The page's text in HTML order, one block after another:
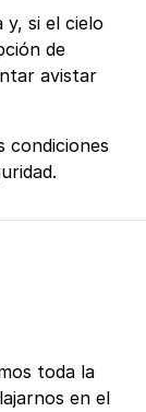
si el cielo
de
avistar
condiciones
toda la
en el